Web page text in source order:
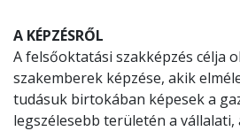
A KÉPZÉSRŐL
A felsőoktatási szakképzés célja
szakemberek képzése, akik
tudásuk birtokában képesek a
legszélesebb területén a vállalati,